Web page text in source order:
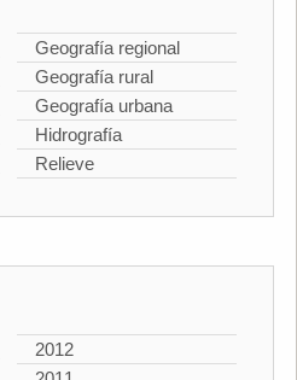
Geografía regional
Geografía rural
Geografía urbana
Hidrografía
Relieve
2012